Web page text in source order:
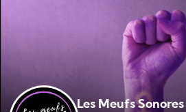
Les Meufs Sonores